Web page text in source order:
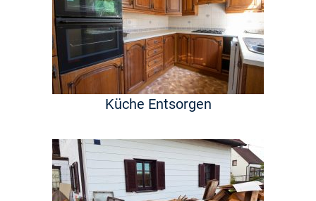
Küche Entsorgen